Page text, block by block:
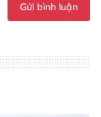
Gửi bình luận